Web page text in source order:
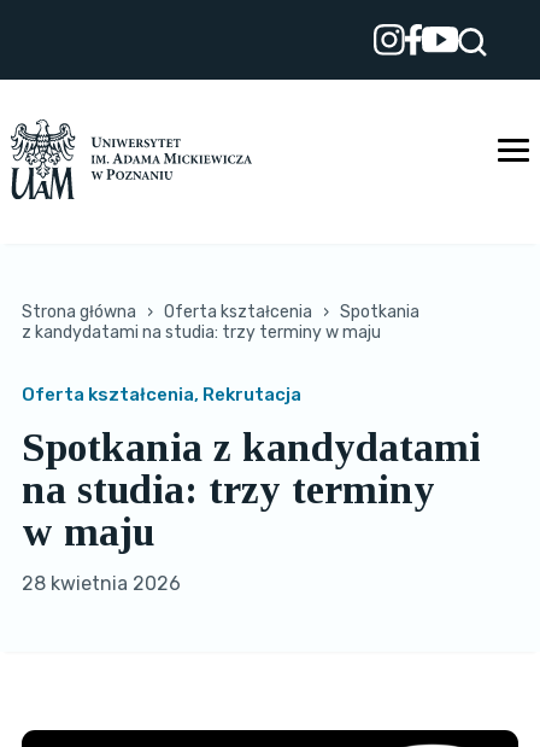
Strona główna › Oferta kształcenia › Spotkania
z kandydatami na studia: trzy terminy w maju
Oferta kształcenia, Rekrutacja
Spotkania z kandydatami
na studia: trzy terminy
w maju
28 kwietnia 2026